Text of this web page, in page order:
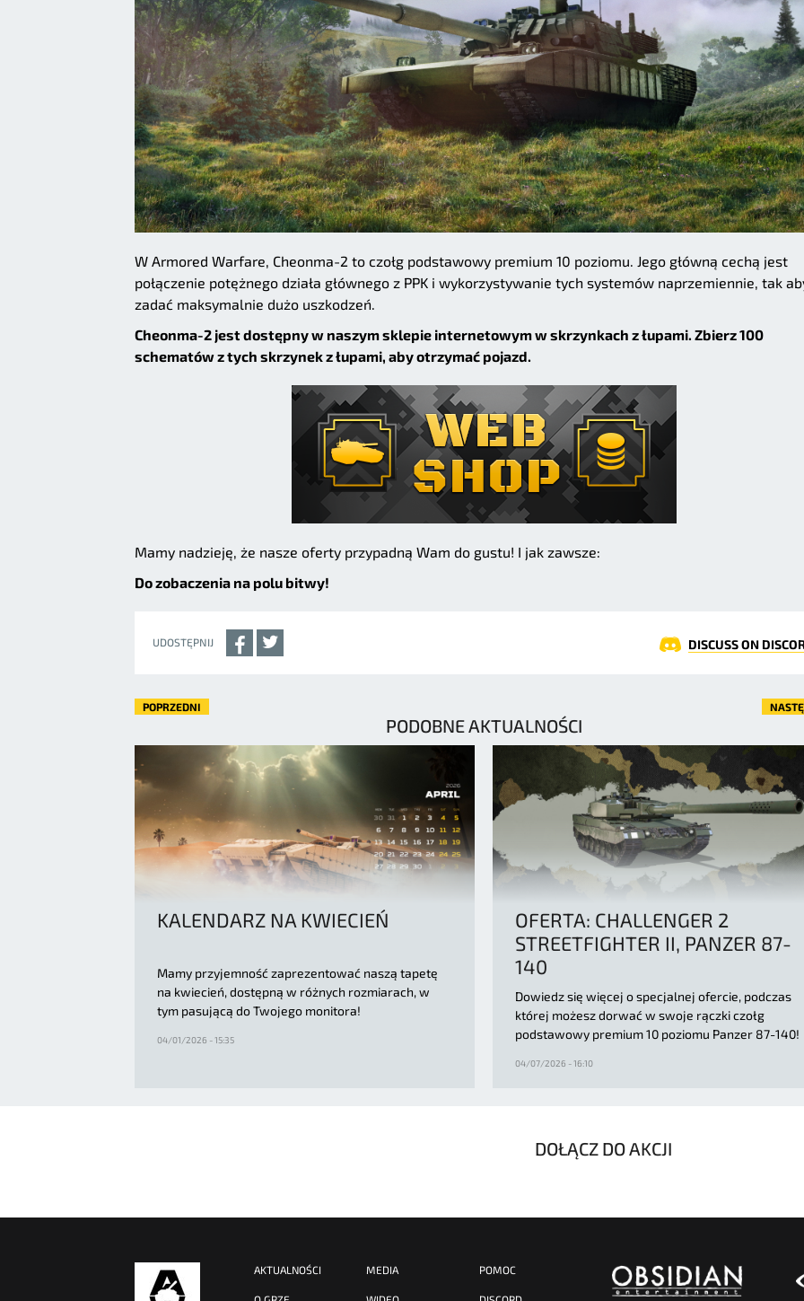
W Armored Warfare, Cheonma-2 to czołg podstawowy premium 10 poziomu. Jego główną cechą jest
połączenie potężnego działa głównego z PPK i wykorzystywanie tych systemów naprzemiennie, tak
zadać maksymalnie dużo uszkodzeń.
Cheonma-2 jest dostępny w naszym sklepie internetowym w skrzynkach z łupami. Zbierz 100
schematów z tych skrzynek z łupami, aby otrzymać pojazd.
Mamy nadzieję, że nasze oferty przypadną Wam do gustu! I jak zawsze:
Do zobaczenia na polu bitwy!
UDOSTĘPNIJ DISCUSS ON
POPRZEDNI
PODOBNE AKTUALNOŚCI
KALENDARZ NA KWIECIEŃ
Mamy przyjemność zaprezentować naszą tapetę
na kwiecień, dostępną w różnych rozmiarach, w
tym pasującą do Twojego monitora!
04/01/2026 - 15:35
OFERTA: CHALLENGER 2
STREETFIGHTER II, PANZER 87-
140
Dowiedz się więcej o specjalnej ofercie, podczas
której możesz dorwać w swoje rączki czołg
podstawowy premium 10 poziomu Panzer 87-140!
04/07/2026 - 16:10
DOŁĄCZ DO AKCJI
AKTUALNOŚCI MEDIA POMOC